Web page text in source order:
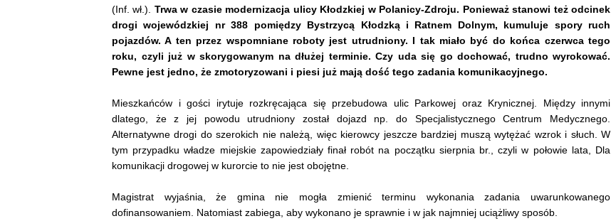
(Inf. wł.). Trwa w czasie modernizacja ulicy Kłodzkiej w Polanicy-Zdroju. Ponieważ stanowi też odcinek
drogi wojewódzkiej nr 388 pomiędzy Bystrzycą Kłodzką i Ratnem Dolnym, kumuluje spory ruch
pojazdów. A ten przez wspomniane roboty jest utrudniony. I tak miało być do końca czerwca tego
roku, czyli już w skorygowanym na dłużej terminie. Czy uda się go dochować, trudno wyrokować.
Pewne jest jedno, że zmotoryzowani i piesi już mają dość tego zadania komunikacyjnego.
Mieszkańców i gości irytuje rozkręcająca się przebudowa ulic Parkowej oraz Krynicznej. Między innymi
dlatego, że z jej powodu utrudniony został dojazd np. do Specjalistycznego Centrum Medycznego.
Alternatywne drogi do szerokich nie należą, więc kierowcy jeszcze bardziej muszą wytężać wzrok i słuch. W
tym przypadku władze miejskie zapowiedziały finał robót na początku sierpnia br., czyli w połowie lata, Dla
komunikacji drogowej w kurorcie to nie jest obojętne.
Magistrat wyjaśnia, że gmina nie mogła zmienić terminu wykonania zadania uwarunkowanego
dofinansowaniem. Natomiast zabiega, aby wykonano je sprawnie i w jak najmniej uciążliwy sposób.